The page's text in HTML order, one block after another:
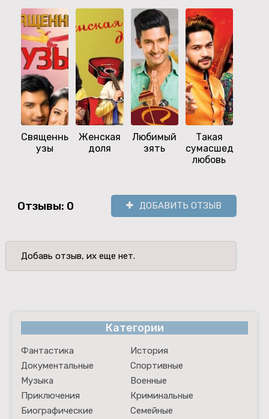
Священные
узы
Женская
доля
Любимый
зять
Такая
сумасшедшая
любовь
Отзывы: 0 ДОБАВИТЬ ОТЗЫВ
Добавь отзыв, их еще нет.
Категории
Фантастика
История
Документальные
Спортивные
Музыка
Военные
Приключения
Криминальные
Биографические
Семейные